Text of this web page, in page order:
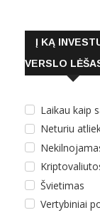
Į KĄ
VERSLO
Laikau kaip
Neturiu
Švietimas
Vertybiniai